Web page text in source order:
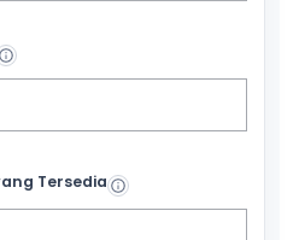
Tersedia